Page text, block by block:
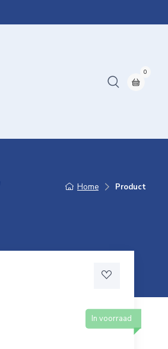
0
Home Product
In voorraad